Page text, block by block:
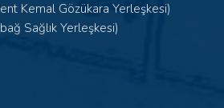
Kemal Gözükara Yerleşkesi)
Sağlık Yerleşkesi)